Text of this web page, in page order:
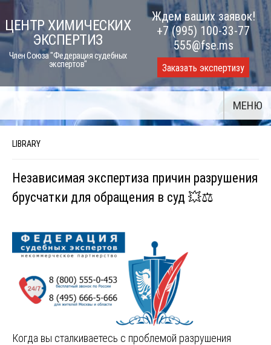
Skip
to
content
ЦЕНТР ХИМИЧЕСКИХ
ЭКСПЕРТИЗ
Член Союза "Федерация судебных
экспертов"
Ждем ваших заявок!
+7 (995) 100-33-77
555@fse.ms
Заказать экспертизу
МЕНЮ
LIBRARY
Независимая экспертиза причин разрушения
брусчатки для обращения в суд 💥⚖️
Когда вы сталкиваетесь с проблемой разрушения